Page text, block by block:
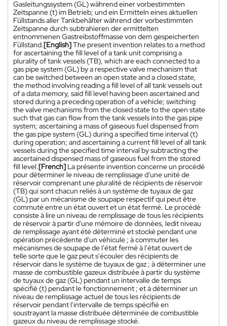
Gasleitungssystem (GL) während einer vorbestimmten
Zeitspanne (t) im Betrieb; und ein Ermitteln eines aktuellen
Füllstands aller Tankbehälter während der vorbestimmten
Zeitspanne durch subtrahieren der ermittelten
entnommenen Gastreibstoffmasse von dem gespeicherten
Füllstand.[English]The present invention relates to a method
for ascertaining the fill level of a tank unit comprising a
plurality of tank vessels (TB), which are each connected to a
gas pipe system (GL) by a respective valve mechanism that
can be switched between an open state and a closed state,
the method involving reading a fill level of all tank vessels out
of a data memory, said fill level having been ascertained and
stored during a preceding operation of a vehicle; switching
the valve mechanisms from the closed state to the open state
such that gas can flow from the tank vessels into the gas pipe
system; ascertaining a mass of gaseous fuel dispensed from
the gas pipe system (GL) during a specified time interval (t)
during operation; and ascertaining a current fill level of all tank
vessels during the specified time interval by subtracting the
ascertained dispensed mass of gaseous fuel from the stored
fill level.[French] La présente invention concerne un procédé
pour déterminer le niveau de remplissage d'une unité de
réservoir comprenant une pluralité de récipients de réservoir
(TB) qui sont chacun reliés à un système de tuyaux de gaz
(GL) par un mécanisme de soupape respectif qui peut être
commuté entre un état ouvert et un état fermé. Le procédé
consiste à lire un niveau de remplissage de tous les récipients
de réservoir à partir d'une mémoire de données, ledit niveau
de remplissage ayant été déterminé et stocké pendant une
opération précédente d'un véhicule ; à commuter les
mécanismes de soupape de l'état fermé à l'état ouvert de
telle sorte que le gaz peut s'écouler des récipients de
réservoir dans le système de tuyaux de gaz ; à déterminer une
masse de combustible gazeux distribuée à partir du système
de tuyaux de gaz (GL) pendant un intervalle de temps
spécifié (t) pendant le fonctionnement ; et à déterminer un
niveau de remplissage actuel de tous les récipients de
réservoir pendant l'intervalle de temps spécifié en
soustrayant la masse distribuée déterminée de combustible
gazeux du niveau de remplissage stocké.